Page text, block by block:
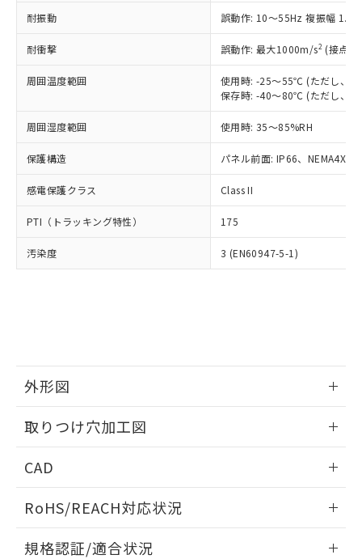
耐振動 誤動作: 10～55Hz 複振幅
耐衝撃 誤動作: 最大1000m/s2 (接点
周囲温度範囲
使用時: -25～55℃ (ただし、氷
保存時: -40～80℃ (ただし、氷
周囲湿度範囲 使用時: 35～85%RH
保護構造 パネル前面: IP66、NEMA4X,
感電保護クラス Class II
PTI（トラッキング特性） 175
汚染度 3 (EN60947-5-1)
外形図
取りつけ穴加工図
CAD
ドすることができます。
RoHS/REACH対応状況
規格認証/適合状況
正式な納期状況および標準価格はお客
様のお取引先、またはお客様担当のオ
ムロン制御機器販売店・当社販売員に
オムロン制御機器販売店や当社販売拠
販売ネットワーク
」をご確認
在庫状況および標準価格結果を当社の
示しないようお願いします。
マイパーツ機能（部品リスト作成サー
ビス）をご利用いただくには、I-Web
メンバーズにご登録されている必要が
お客様が当ウェブサイト上で当社にご
登録された部品リストについて、当社
の共同利用に関して"
の「1.共同利
指します。
ルベンジル（BBP） 1000ppm以下、フタル酸ジブチル
（DBP） 1000ppm以下、フタル酸ジイソブチル
但し、RoHS指令で産業用監視および制御機器に対する
フタル酸エステル類の４物質については閾値を超える意
図的な使用がないことを確認しています。
部品在庫の切り替え状況などにより、予定
月が前後することがあります。
※3 非含有証明書ダウンロード
51物質の非含有証明書（当社基準）
※本証明書は発行日時点で非含有を証明す
るもので、過去に遡って非含有を証明する
また、RoHS指令のフタル酸エステル類４
物質の対応では、対応完了までの期間は出
既に当社にて対応品への在庫切替を完了
していることから、特段のことがない限
り、2022年1月12日より割愛しておりま
す。
DBP(フタル酸ジブチル) : 1000ppm、 DIBP(フタル酸ジ
イソブチル) : 1000ppm、 BBP(フタル酸ブチルベンジ
「ｅ」：有害物質（10物質）のすべてが基
準値以下であることを示します。
「10」：通常の使用状況下において有害物
質が外部に漏えいし、環境に深刻な影響を
及ぼさない年数を意味します。
「－」：未確認です。当社販売部門へお問
全に破砕するなど、違法に輸出されな
いよう必要な手段を講じます。
当社は貴社製品を、核兵器、ミサイ
ル、化学兵器、生物兵器またはその他
武器並びにこれらの製造装置等に一切
当社は、貴社製品を第三者に販売する
場合は、上記1、2および3の内容を当
該第三者に通知します。また当社は、
販売先および販売に係わる関係者が違
法に輸出するおそれがある場合は、取
－
在庫なし(最新の在庫状況につ
いては、お客様のお取引先、ま
たはお客様担当のオムロン制御
機器販売店・当社販売員にご確
空
受注生産機種、また在庫状況の
情報を公開していない機種